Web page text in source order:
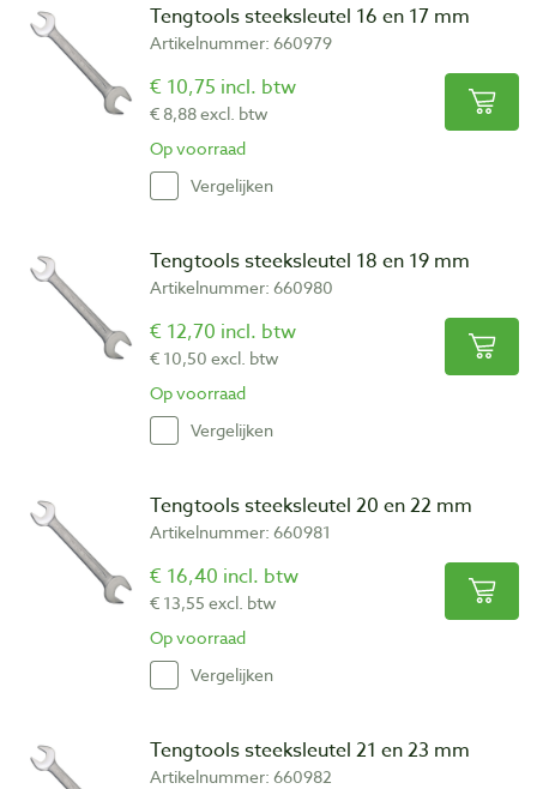
Tengtools steeksleutel 16 en 17 mm
Artikelnummer: 660979
€ 10,75 incl. btw
€ 8,88 excl. btw
Op voorraad
Vergelijken
Tengtools steeksleutel 18 en 19 mm
Artikelnummer: 660980
€ 12,70 incl. btw
€ 10,50 excl. btw
Op voorraad
Vergelijken
Tengtools steeksleutel 20 en 22 mm
Artikelnummer: 660981
€ 16,40 incl. btw
€ 13,55 excl. btw
Op voorraad
Vergelijken
Tengtools steeksleutel 21 en 23 mm
Artikelnummer: 660982